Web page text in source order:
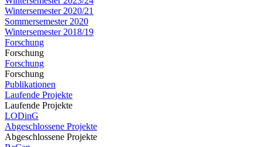
Wintersemester 2020/21
Sommersemester 2020
Wintersemester 2018/19
Forschung
Forschung
Forschung
Forschung
Publikationen
Laufende Projekte
Laufende Projekte
LODinG
Abgeschlossene Projekte
Abgeschlossene Projekte